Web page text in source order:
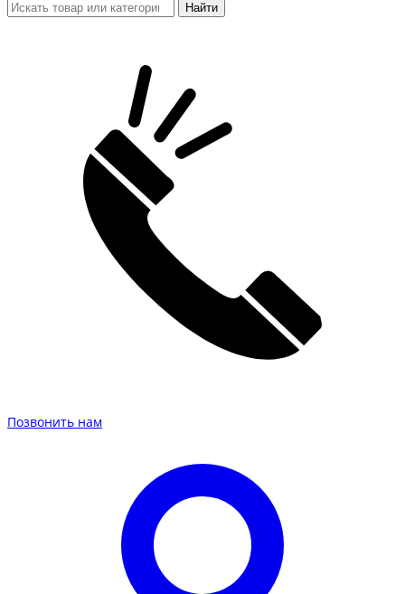
Найти
Позвонить нам